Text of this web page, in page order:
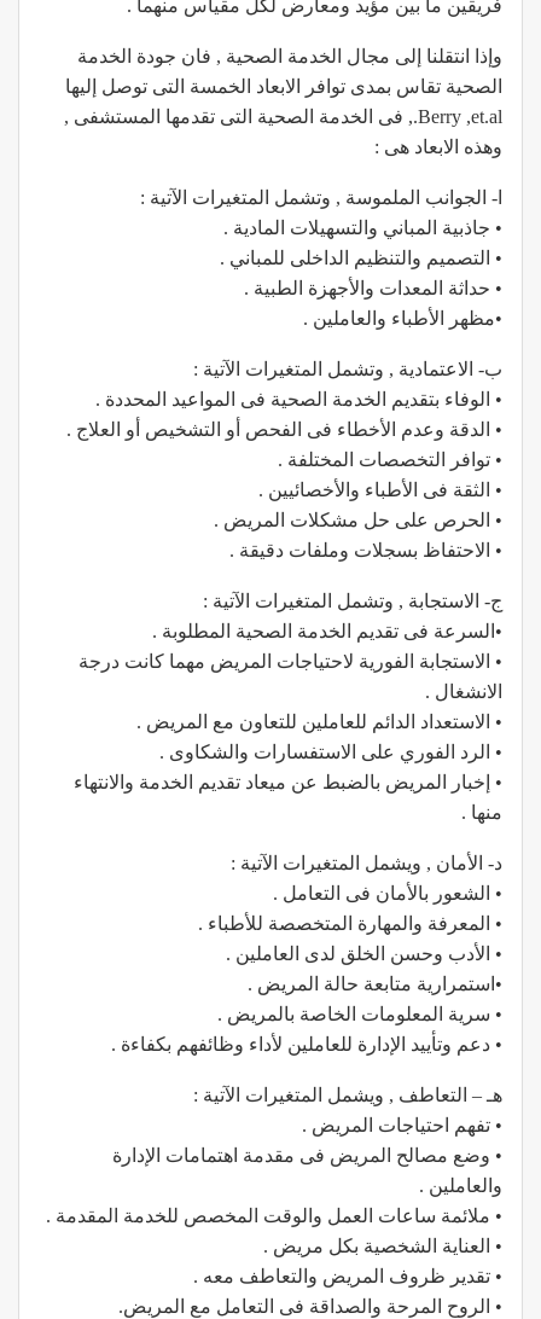
فريقين ما بين مؤيد ومعارض لكل مقياس منهما .
وإذا انتقلنا إلى مجال الخدمة الصحية , فان جودة الخدمة
الصحية تقاس بمدى توافر الابعاد الخمسة التى توصل إليها
Berry ,et.al., فى الخدمة الصحية التى تقدمها المستشفى ,
وهذه الابعاد هى :
ا- الجوانب الملموسة , وتشمل المتغيرات الآتية :
• جاذبية المباني والتسهيلات المادية .
• التصميم والتنظيم الداخلى للمباني .
• حداثة المعدات والأجهزة الطبية .
•مظهر الأطباء والعاملين .
ب- الاعتمادية , وتشمل المتغيرات الآتية :
• الوفاء بتقديم الخدمة الصحية فى المواعيد المحددة .
• الدقة وعدم الأخطاء فى الفحص أو التشخيص أو العلاج .
• توافر التخصصات المختلفة .
• الثقة فى الأطباء والأخصائيين .
• الحرص على حل مشكلات المريض .
• الاحتفاظ بسجلات وملفات دقيقة .
ج- الاستجابة , وتشمل المتغيرات الآتية :
•السرعة فى تقديم الخدمة الصحية المطلوبة .
• الاستجابة الفورية لاحتياجات المريض مهما كانت درجة
الانشغال .
• الاستعداد الدائم للعاملين للتعاون مع المريض .
• الرد الفوري على الاستفسارات والشكاوى .
• إخبار المريض بالضبط عن ميعاد تقديم الخدمة والانتهاء
منها .
د- الأمان , ويشمل المتغيرات الآتية :
• الشعور بالأمان فى التعامل .
• المعرفة والمهارة المتخصصة للأطباء .
• الأدب وحسن الخلق لدى العاملين .
•استمرارية متابعة حالة المريض .
• سرية المعلومات الخاصة بالمريض .
• دعم وتأييد الإدارة للعاملين لأداء وظائفهم بكفاءة .
هـ – التعاطف , ويشمل المتغيرات الآتية :
• تفهم احتياجات المريض .
• وضع مصالح المريض فى مقدمة اهتمامات الإدارة
والعاملين .
• ملائمة ساعات العمل والوقت المخصص للخدمة المقدمة .
• العناية الشخصية بكل مريض .
• تقدير ظروف المريض والتعاطف معه .
• الروح المرحة والصداقة فى التعامل مع المريض.